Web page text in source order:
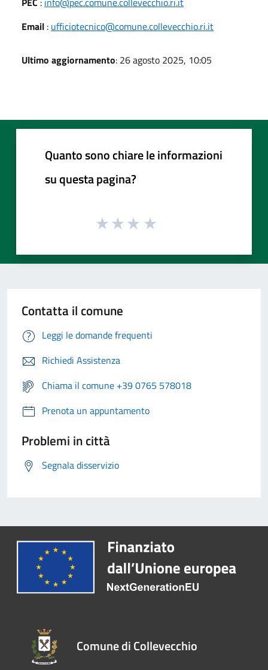
Email : ufficiotecnico@comune.collevecchio.ri.it
Ultimo aggiornamento: 26 agosto 2025, 10:05
Quanto sono chiare le informazioni
su questa pagina?
Contatta il comune
Leggi le domande frequenti
Richiedi Assistenza
Chiama il comune +39 0765 578018
Prenota un appuntamento
Problemi in città
Segnala disservizio
Comune di Collevecchio